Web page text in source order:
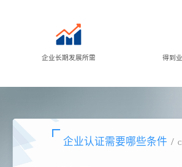
企业长期发展所需 得到
企业认证需要哪些条件 /